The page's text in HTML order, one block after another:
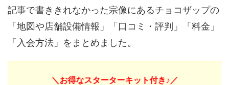
記事で書ききれなかった宗像にあるチョコザップの
「地図や店舗設備情報」「口コミ・評判」「料金」
「入会方法」をまとめました。
＼お得なスターターキット付き♪／